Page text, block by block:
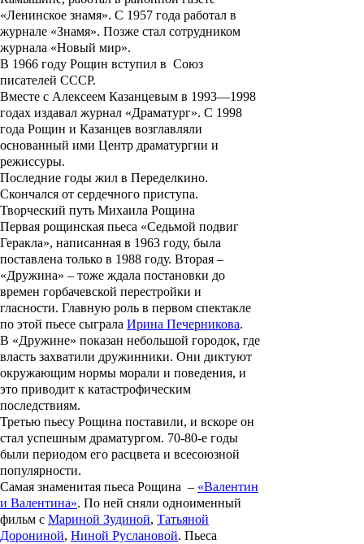
«Ленинское знамя». С 1957 года работал в
журнале «Знамя». Позже стал сотрудником
журнала «Новый мир».
В 1966 году Рощин вступил в Союз
писателей СССР.
Вместе с Алексеем Казанцевым в 1993—1998
годах издавал журнал «Драматург». С 1998
года Рощин и Казанцев возглавляли
основанный ими Центр драматургии и
режиссуры.
Последние годы жил в Переделкино.
Скончался от сердечного приступа.
Творческий путь Михаила Рощина
Первая рощинская пьеса «Седьмой подвиг
Геракла», написанная в 1963 году, была
поставлена только в 1988 году. Вторая –
«Дружина» – тоже ждала постановки до
времен горбачевской перестройки и
гласности. Главную роль в первом спектакле
по этой пьесе сыграла Ирина Печерникова.
В «Дружине» показан небольшой городок, где
власть захватили дружинники. Они диктуют
окружающим нормы морали и поведения, и
это приводит к катастрофическим
последствиям.
Третью пьесу Рощина поставили, и вскоре он
стал успешным драматургом. 70-80-е годы
были периодом его расцвета и всесоюзной
популярности.
Самая знаменитая пьеса Рощина – «Валентин
и Валентина». По ней сняли одноименный
фильм с Мариной Зудиной, Татьяной
Дорониной, Ниной Руслановой. Пьеса